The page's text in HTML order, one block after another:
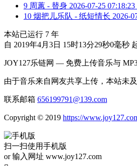
9 周蕙 - 替身 2026-07-25
10 烟把儿乐队 - 纸短情长 2026-
本站已运行 7 年
自 2019年4月3日 15时13分29秒0毫秒
JOY127乐链网 — 免费上传音乐与
由于音乐来自网友共享上传，本站未
联系邮箱 656199791@139.com
Copyright © 2019 https://
扫一扫使用手机版
or 输入网址 www.joy127.com